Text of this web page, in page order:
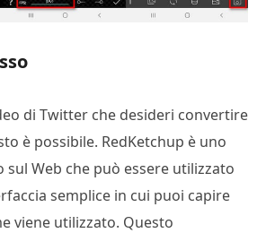
di Twitter che desideri convertire
è possibile. RedKetchup è uno
Web che può essere utilizzato
semplice in cui puoi capire
viene utilizzato. Questo